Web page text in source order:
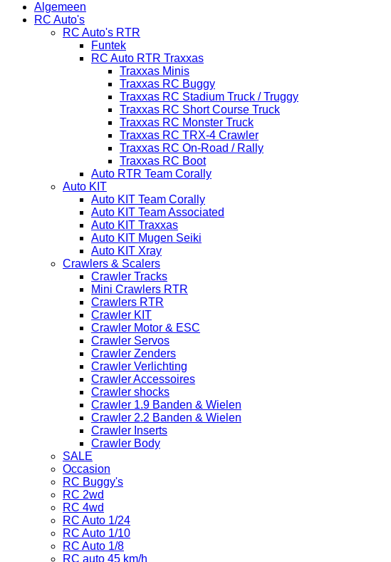
Algemeen
RC Auto's
RC Auto's RTR
Funtek
RC Auto RTR Traxxas
Traxxas Minis
Traxxas RC Buggy
Traxxas RC Stadium Truck / Truggy
Traxxas RC Short Course Truck
Traxxas RC Monster Truck
Traxxas RC TRX-4 Crawler
Traxxas RC On-Road / Rally
Traxxas RC Boot
Auto RTR Team Corally
Auto KIT
Auto KIT Team Corally
Auto KIT Team Associated
Auto KIT Traxxas
Auto KIT Mugen Seiki
Auto KIT Xray
Crawlers & Scalers
Crawler Tracks
Mini Crawlers RTR
Crawlers RTR
Crawler KIT
Crawler Motor & ESC
Crawler Servos
Crawler Zenders
Crawler Verlichting
Crawler Accessoires
Crawler shocks
Crawler 1.9 Banden & Wielen
Crawler 2.2 Banden & Wielen
Crawler Inserts
Crawler Body
SALE
Occasion
RC Buggy's
RC 2wd
RC 4wd
RC Auto 1/24
RC Auto 1/10
RC Auto 1/8
RC auto 45 km/h